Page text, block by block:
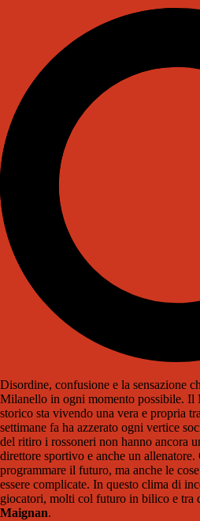
Disordine, confusione e la sensazione
Milanello in ogni momento possibile. Il
storico sta vivendo una vera e propria
settimane fa ha azzerato ogni vertice
del ritiro i rossoneri non hanno ancora
direttore sportivo e anche un
programmare il futuro, ma anche le
essere complicate. In questo clima di
giocatori, molti col futuro in bilico e tra
Maignan.